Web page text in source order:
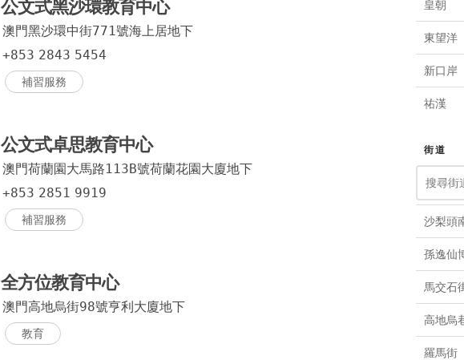
公文式黑沙環教育中心
澳門黑沙環中街771號海上居地下
+853 2843 5454
補習服務
公文式卓思教育中心
澳門荷蘭園大馬路113B號荷蘭花園大廈地下
+853 2851 9919
補習服務
全方位教育中心
澳門高地烏街98號亨利大廈地下
教育
皇朝
東望洋
新口岸
祐漢
荷蘭園
高士德
望廈
筷子基
下環
關閘
街道
沙梨頭
孫逸仙
馬交石
高地烏
羅馬街